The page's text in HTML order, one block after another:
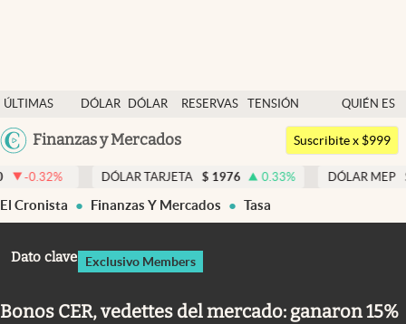
ÚLTIMAS
NOTICIAS
DÓLAR
DÓLAR
RESERVAS
TENSIÓN
GEOPOLÍTICA
QUIÉN ES
QUIÉN
Argentina
Finanzas y Mercados
Dólar
Members
Economía y Política
Finanzas y Mercados
Columnistas
Suscribite x $999
DÓLAR TARJETA $ 1976 0.33 % DÓLAR MEP 1518,45
El Cronista Finanzas Y Mercados Tasa
Dato clave Exclusivo Members
Bonos CER, vedettes del mercado: ganaron 15%